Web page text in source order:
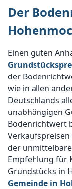
Der
Einen guten
der
wie in allen
Deutschlands
unabhängigen
Bodenrichtwert
der
Empfehlung für
Grundstücks in
Gemeinde in